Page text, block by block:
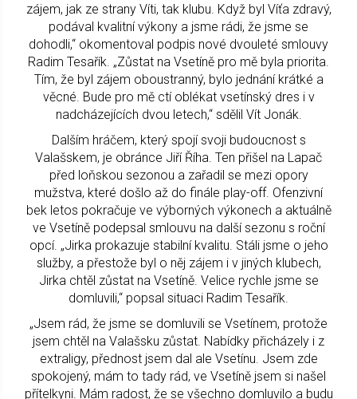
zájem, jak ze strany Víti, tak klubu. Když byl Víťa zdravý,
podával kvalitní výkony a jsme rádi, že jsme se
dohodli,“ okomentoval podpis nové dvouleté smlouvy
Radim Tesařík. „Zůstat na Vsetíně pro mě byla priorita.
Tím, že byl zájem oboustranný, bylo jednání krátké a
věcné. Bude pro mě ctí oblékat vsetínský dres i v
nadcházejících dvou letech,“ sdělil Vít Jonák.
Dalším hráčem, který spojí svoji budoucnost s
Valašskem, je obránce Jiří Říha. Ten přišel na Lapač
před loňskou sezonou a zařadil se mezi opory
mužstva, které došlo až do finále play-off. Ofenzivní
bek letos pokračuje ve výborných výkonech a aktuálně
ve Vsetíně podepsal smlouvu na další sezonu s roční
opcí. „Jirka prokazuje stabilní kvalitu. Stáli jsme o jeho
služby, a přestože byl o něj zájem i v jiných klubech,
Jirka chtěl zůstat na Vsetíně. Velice rychle jsme se
domluvili,“ popsal situaci Radim Tesařík.
„Jsem rád, že jsme se domluvili se Vsetínem, protože
jsem chtěl na Valašsku zůstat. Nabídky přicházely i z
extraligy, přednost jsem dal ale Vsetínu. Jsem zde
spokojený, mám to tady rád, ve Vsetíně jsem si našel
přítelkyni. Mám radost, že se všechno domluvilo a budu